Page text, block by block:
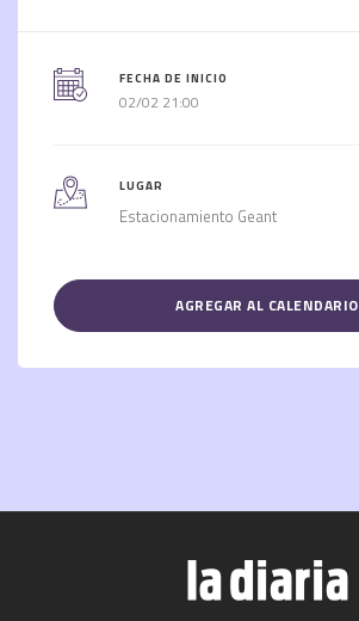
FECHA DE INICIO
02/02 21:00
LUGAR
Estacionamiento Geant
AGREGAR AL CALENDARIO